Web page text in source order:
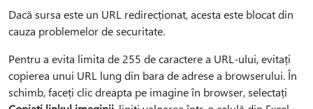
Dacă sursa este un URL redirecționat, acesta este blocat din
cauza problemelor de securitate.
Pentru a evita limita de 255 de caractere a URL-ului, evitați
copierea unui URL lung din bara de adrese a browserului. În
schimb, faceți clic dreapta pe imagine în browser, selectați